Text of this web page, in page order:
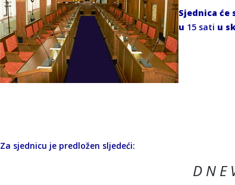
Sjednica će
u 15 sati u
Za sjednicu je predložen sljedeći:
D N E